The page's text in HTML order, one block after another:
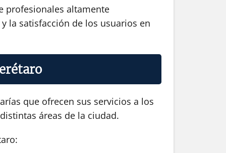
profesionales altamente
la satisfacción de los usuarios en
que ofrecen sus servicios a los
áreas de la ciudad.